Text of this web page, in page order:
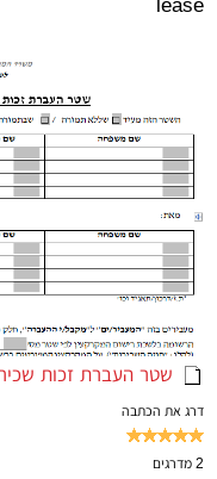
lease
שטר העברת זכות
דרג את הכתבה
2 מדרגים